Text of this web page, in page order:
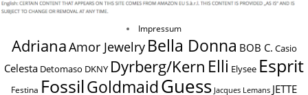
Impressum
AdrianaAmor Jewelry Bella Donna BOB C. Casio
Celesta Detomaso DKNY Dyrberg/Kern Elli Elysee Esprit
Festina FossilGoldmaidGuess Jacques Lemans JETTE